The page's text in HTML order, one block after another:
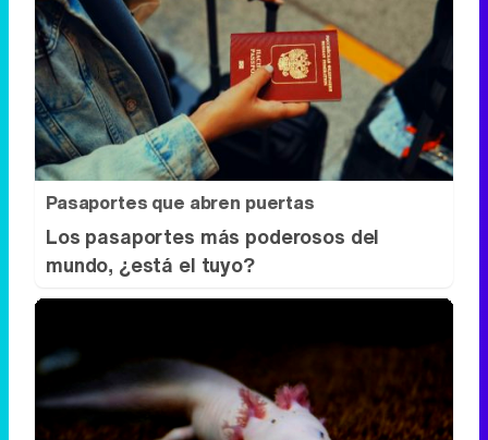
Pasaportes que abren puertas
Los pasaportes más poderosos del
mundo, ¿está el tuyo?
Parece ciencia ficción